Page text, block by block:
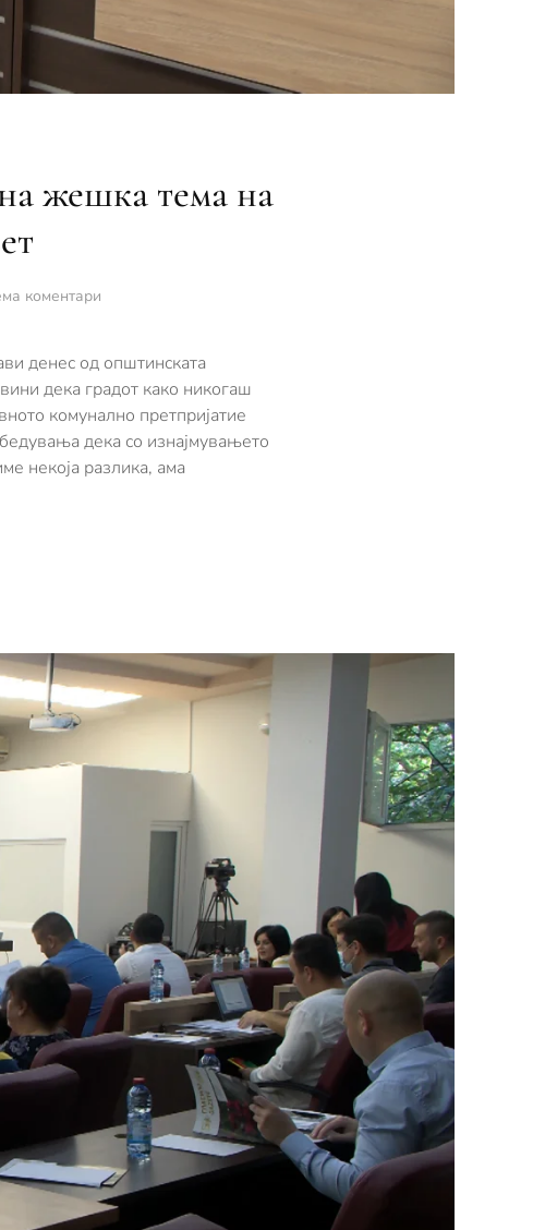
жешка тема на
коментари
во
среде
сезона
жешка
тема
денес од општинската
дека градот како никогаш
комунално претпријатие
дека со изнајмувањето
некоја разлика, ама